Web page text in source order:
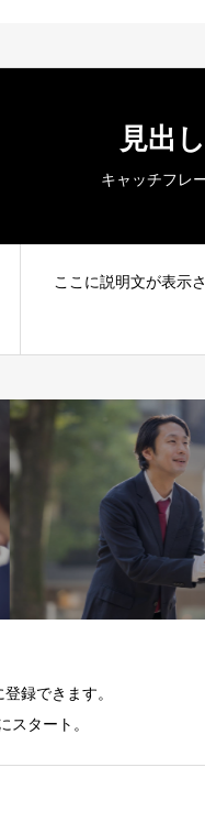
見出し
キャッチフレ
ここに説明文が表示
録できます。
スタート。